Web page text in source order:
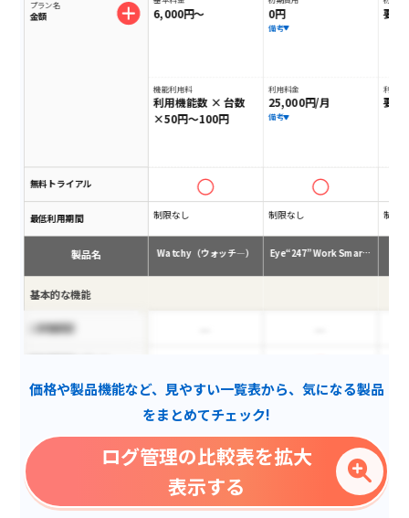
プラン名
金額
無料トライアル
最低利用期間
製品名
基本的な機能
二段階認証
AWS監視
ログ解析サポート
6,000円～
機能利用料
利用機能数 × 台数
×50円～100円
制限なし
Watchy（ウォッチ―）
0円
備考
利用料金
25,000円/月
備考
制限なし
Eye“247” Work Smar…
要相
利用料
要相
制限
価格や製品機能など、見やすい一覧表から、気になる製品
をまとめてチェック!
ログ管理の比較表を拡大
表示する